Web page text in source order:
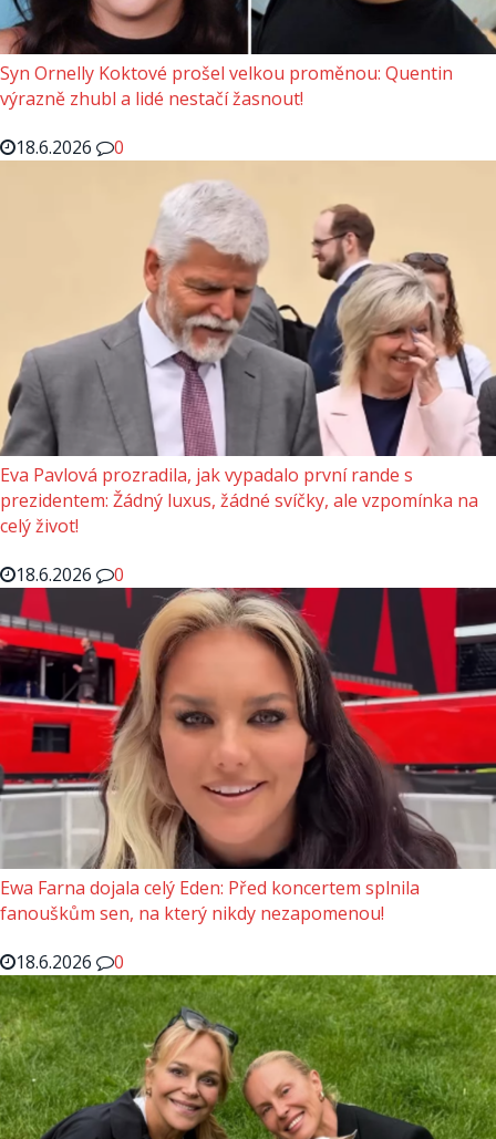
Syn Ornelly Koktové prošel velkou proměnou: Quentin
výrazně zhubl a lidé nestačí žasnout!
18.6.2026
0
Eva Pavlová prozradila, jak vypadalo první rande s
prezidentem: Žádný luxus, žádné svíčky, ale vzpomínka na
celý život!
18.6.2026
0
Ewa Farna dojala celý Eden: Před koncertem splnila
fanouškům sen, na který nikdy nezapomenou!
18.6.2026
0